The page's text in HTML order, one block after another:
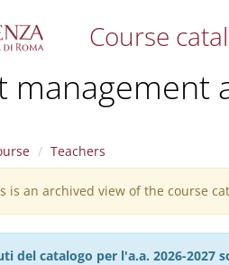
Course
management
Teachers
is an archived view of the course
del catalogo per l'a.a. 2026-2027